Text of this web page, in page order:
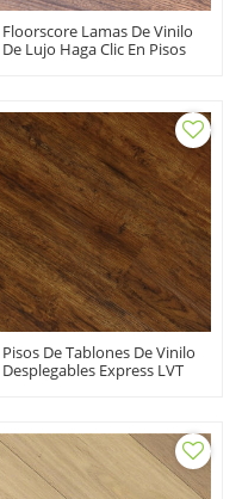
Floorscore Lamas De Vinilo
De Lujo Haga Clic En Pisos
Fácil Mantenimiento HIF
1733
Pisos De Tablones De Vinilo
Desplegables Express LVT
Fácil De Bricolaje
Mantenimiento Sin
Esfuerzo HIF 9089